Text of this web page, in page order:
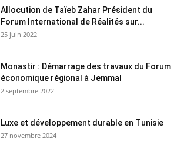
Allocution de Taïeb Zahar Président du
Forum International de Réalités sur...
25 juin 2022
Monastir : Démarrage des travaux du Forum
économique régional à Jemmal
2 septembre 2022
Luxe et développement durable en Tunisie
27 novembre 2024